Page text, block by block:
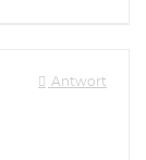
Antwort